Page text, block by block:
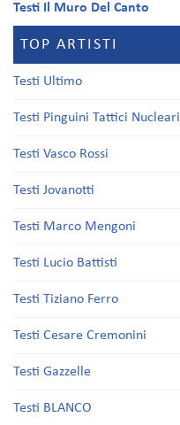
Testi Il Muro Del Canto
TOP ARTISTI
Testi Ultimo
Testi Pinguini Tattici Nucleari
Testi Vasco Rossi
Testi Jovanotti
Testi Marco Mengoni
Testi Lucio Battisti
Testi Tiziano Ferro
Testi Cesare Cremonini
Testi Gazzelle
Testi BLANCO